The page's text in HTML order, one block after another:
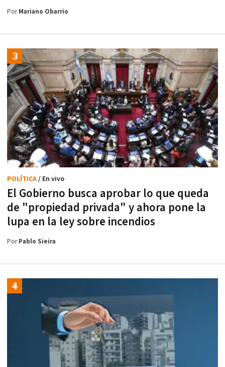
PorMariano Obarrio
El Gobierno busca aprobar lo que queda
de "propiedad privada" y ahora pone la
lupa en la ley sobre incendios
POLÍTICA/ En vivo
PorPablo Sieira